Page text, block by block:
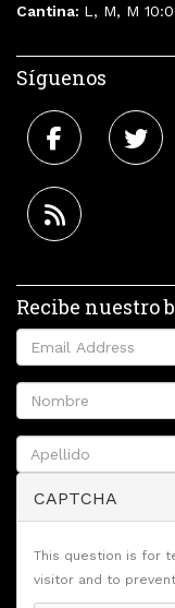
Cantina: L, M, M
Síguenos
Recibe nuestro
CAPTCHA
This question is for
visitor and to